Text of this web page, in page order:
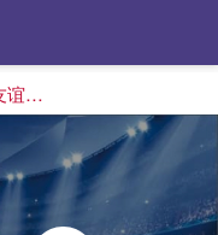
球会友谊直播